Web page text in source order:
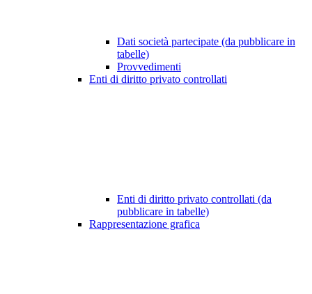
Dati società partecipate (da pubblicare in
tabelle)
Provvedimenti
Enti di diritto privato controllati
Enti di diritto privato controllati (da
pubblicare in tabelle)
Rappresentazione grafica